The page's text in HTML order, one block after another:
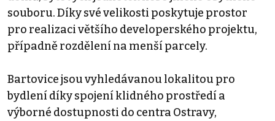
souboru. Díky své velikosti poskytuje prostor
pro realizaci většího developerského projektu,
případně rozdělení na menší parcely.
Bartovice jsou vyhledávanou lokalitou pro
bydlení díky spojení klidného prostředí a
výborné dostupnosti do centra Ostravy,